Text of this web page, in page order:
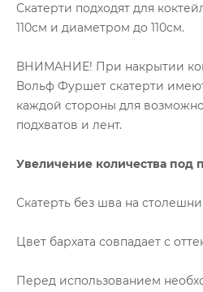
Скатерти подходят для
110см и диаметром до 110см.
ВНИМАНИЕ! При накрытии
Вольф Фуршет скатерти
каждой стороны для
подхватов и лент.
Увеличение количества под
Скатерть без шва на
Цвет бархата совпадает с
Перед использованием